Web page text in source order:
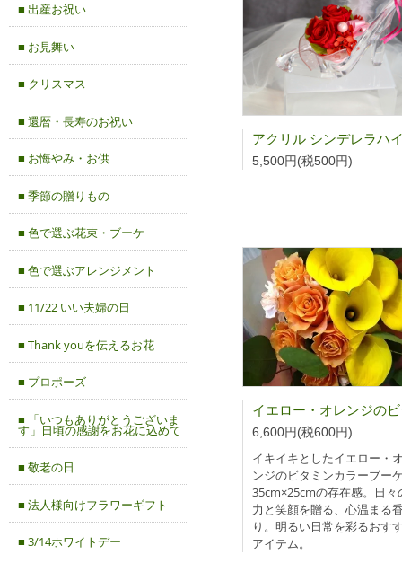
5,500円(税500円)
6,600円(税600円)
イキイキとしたイエロー・
ンジのビタミンカラーブー
35cm×25cmの存在感。日々
力と笑顔を贈る、心温まる
り。明るい日常を彩るおす
アイテム。
■ 出産お祝い
■ お見舞い
■ クリスマス
■ 還暦・長寿のお祝い
■ お悔やみ・お供
■ 季節の贈りもの
■ 色で選ぶ花束・ブーケ
■ 色で選ぶアレンジメント
■ 11/22 いい夫婦の日
■ Thank youを伝えるお花
■ プロポーズ
■ 「いつもありがとうございま
す」日頃の感謝をお花に込めて
■ 敬老の日
■ 法人様向けフラワーギフト
■ 3/14ホワイトデー